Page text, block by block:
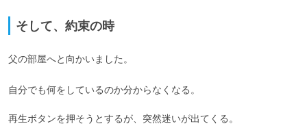
そして、約束の時
父の部屋へと向かいました。
自分でも何をしているのか分からなくなる。
再生ボタンを押そうとするが、突然迷いが出てくる。